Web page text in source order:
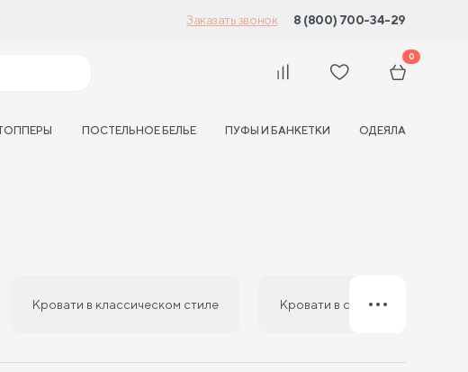
Заказать звонок 8 (800) 700-34-29
0
ПОСТЕЛЬНОЕ БЕЛЬЕ ПУФЫ И БАНКЕТКИ ОДЕЯЛА
Кровати в классическом стиле Кровати в стиле минимализм